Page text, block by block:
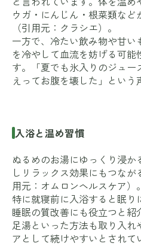
ウガ・にんじん・根菜類な
（引用元： クラシエ）。
一方で、冷たい飲み物や甘
を冷やして血流を妨げる可能
す。「夏でも氷入りのジュ
えってお腹を壊した」という
入浴と温め習慣
ぬるめのお湯にゆっくり浸
しリラックス効果にもつな
用元： オムロンヘルスケア）。
特に就寝前に入浴すると眠り
睡眠の質改善にも役立つと
足湯といった方法も取り入
アとして続けやすいとされて